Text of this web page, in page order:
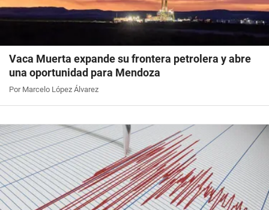
Vaca Muerta expande su frontera petrolera y abre
una oportunidad para Mendoza
Por Marcelo López Álvarez